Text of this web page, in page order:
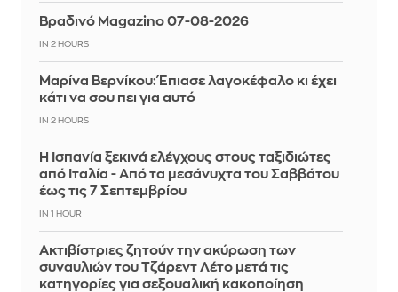
Βραδινό Magazino 07-08-2026
IN 2 HOURS
Μαρίνα Βερνίκου: Έπιασε λαγοκέφαλο κι έχει
κάτι να σου πει για αυτό
IN 2 HOURS
Η Ισπανία ξεκινά ελέγχους στους ταξιδιώτες
από Ιταλία - Από τα μεσάνυχτα του Σαββάτου
έως τις 7 Σεπτεμβρίου
IN 1 HOUR
Ακτιβίστριες ζητούν την ακύρωση των
συναυλιών του Τζάρεντ Λέτο μετά τις
κατηγορίες για σεξουαλική κακοποίηση